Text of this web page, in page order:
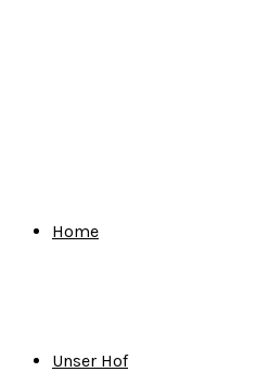
Home
Unser Hof